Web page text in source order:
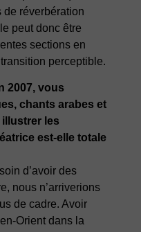
de réverbération
peut donc être
sections en
perceptible.
2007, vous
chants arabes et
les
est-elle totale
d’avoir des
nous n’arriverions
de cadre. Avoir
Orient dans la